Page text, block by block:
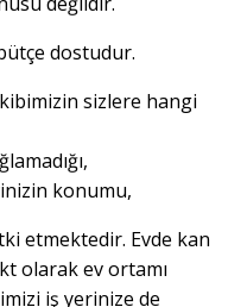
dostudur.
sizlere hangi
konumu,
etmektedir. Evde kan
olarak ev ortamı
iş yerinize de